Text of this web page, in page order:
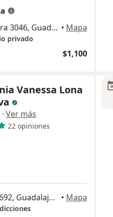
Calle General Eulogio Parra 3046, Guadalajara • Mapa
privado
$1,100
Vanessa Lona
· Ver más
22 opiniones
Calle Prisciliano Sánchez 692, Guadalajara • Mapa